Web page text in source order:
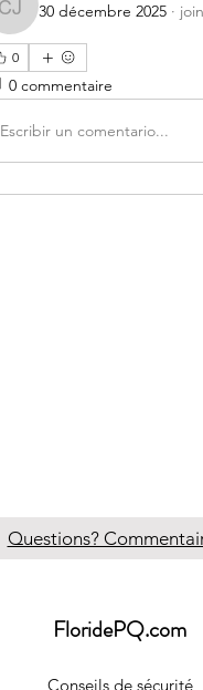
Christiane Juneau
30 décembre 2025 ·
0
0 commentaire
Escribir un comentario...
Questions?
FloridePQ.com
Conseils de sécurité